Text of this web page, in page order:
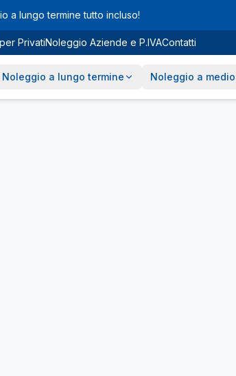
a lungo termine tutto incluso!
PrivatiNoleggio Aziende e P.IVAContatti
Noleggio a lungo termine Noleggio a